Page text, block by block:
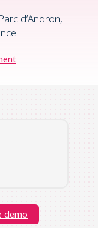
d’Andron,
demo